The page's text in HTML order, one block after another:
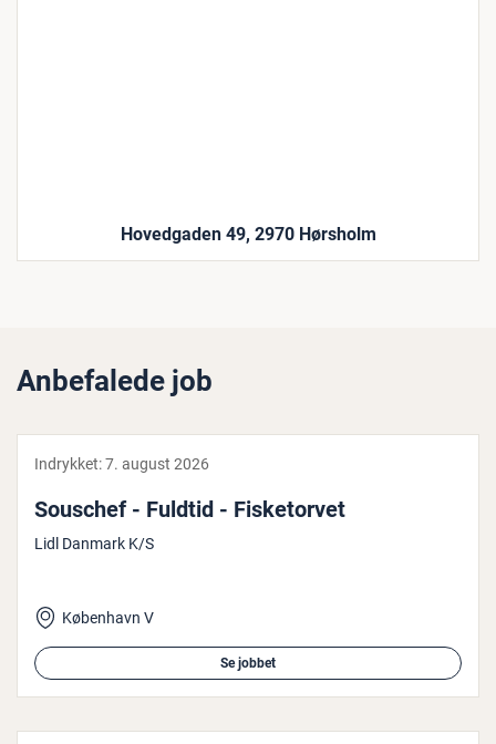
Hovedgaden 49, 2970 Hørsholm
Anbefalede job
Indrykket:7. august 2026
Souschef - Fuldtid - Fi­ske­tor­vet
Lidl Danmark K/S
København V
Se jobbet